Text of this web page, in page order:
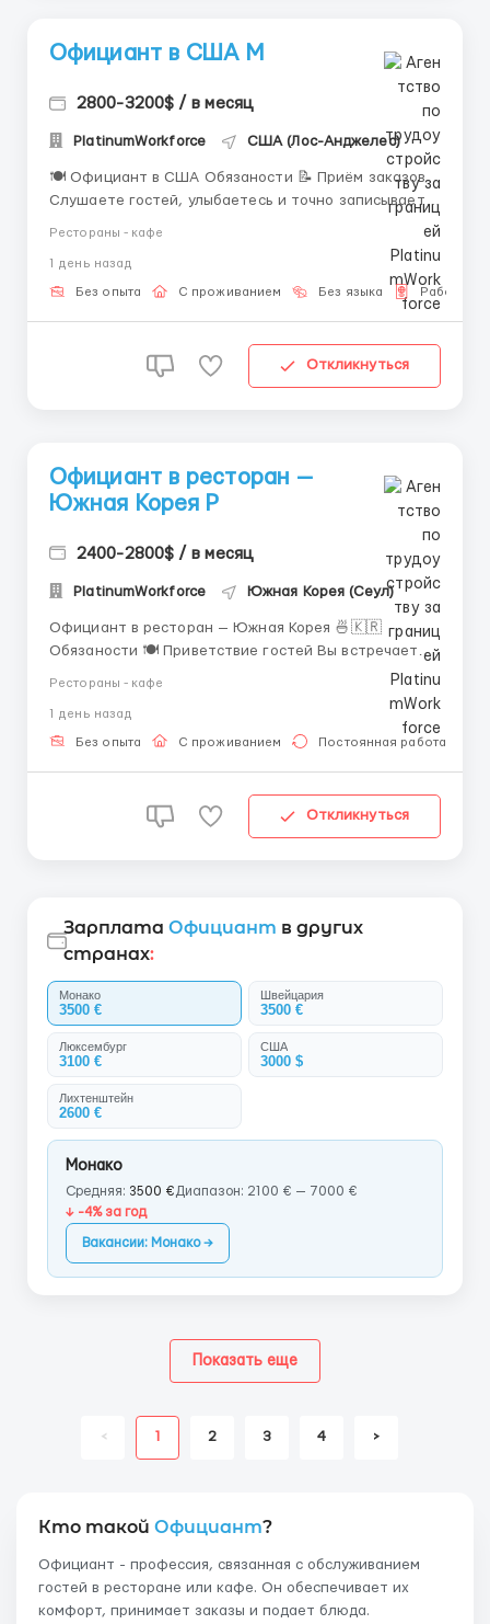
Официант в США М
2800-3200$ / в месяц
PlatinumWorkforce США (Лос-Анджелес)
🍽️ Официант в США Обязаности 📝 Приём заказов
Слушаете гостей, улыбаетесь и точно записываете,
что кто хочет заказать — никаких "я вроде слышал"
Приносите еду и напитки на столы аккуратно и с
улыбкой, чтобы каждый гость почувствовал ...
Рестораны - кафе
1 день назад
Без опыта С проживанием Без языка Рабочая
Откликнуться
Официант в ресторан —
Южная Корея Р
2400-2800$ / в месяц
PlatinumWorkforce Южная Корея (Сеул)
Официант в ресторан — Южная Корея 🍜🇰🇷
Обязаности 🍽️ Приветствие гостей Вы встречаете
посетителей у входа, улыбаетесь и помогаете им
занять столик. Ваша задача — создать первое
приятное впечатление о ресторане. Иногда нужно
подсказать, где удобнее расположиться или помочь
Рестораны - кафе
1 день назад
Без опыта С проживанием Постоянная работа
Откликнуться
Зарплата Официант в других
странах:
Монако
3500 €
Швейцария
3500 €
Люксембург
3100 €
США
3000 $
Лихтенштейн
2600 €
Монако
Средняя: 3500 € Диапазон: 2100 € — 7000 €
↓ -4% за год
Вакансии: Монако →
< 1 2 3 4 >
Показать еще
Кто такой Официант?
Официант - профессия, связанная с обслуживанием
гостей в ресторане или кафе. Он обеспечивает их
комфорт, принимает заказы и подает блюда.